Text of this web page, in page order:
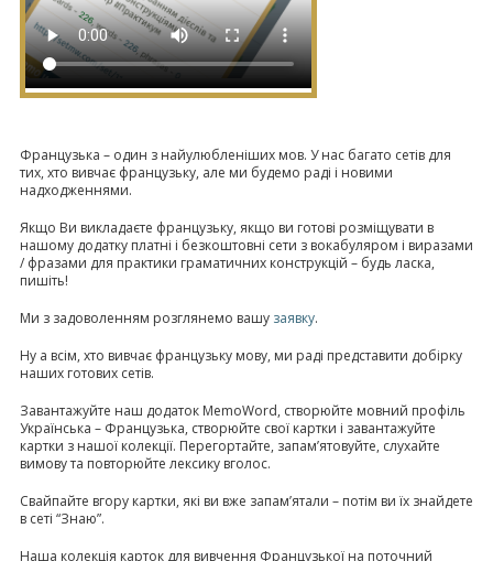
Французька – один з найулюбленіших мов. У нас багато сетів для
тих, хто вивчає французьку, але ми будемо раді і новими
надходженнями.
Якщо Ви викладаєте французьку, якщо ви готові розміщувати в
нашому додатку платні і безкоштовні сети з вокабуляром і виразами
/ фразами для практики граматичних конструкцій – будь ласка,
пишіть!
Ми з задоволенням розглянемо вашу заявку.
Ну а всім, хто вивчає французьку мову, ми раді представити добірку
наших готових сетів.
Завантажуйте наш додаток MemoWord, створюйте мовний профіль
Українська – Французька, створюйте свої картки і завантажуйте
картки з нашої колекції. Перегортайте, запам’ятовуйте, слухайте
вимову та повторюйте лексику вголос.
Свайпайте вгору картки, які ви вже запам’ятали – потім ви їх знайдете
в сеті “Знаю”.
Наша колекція карток для вивчення Французької на поточний